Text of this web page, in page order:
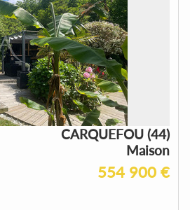
CARQUEFOU (44)
Maison
554 900 €